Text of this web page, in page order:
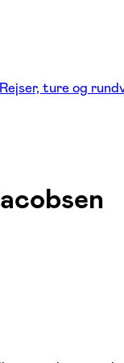
Rejser, ture og